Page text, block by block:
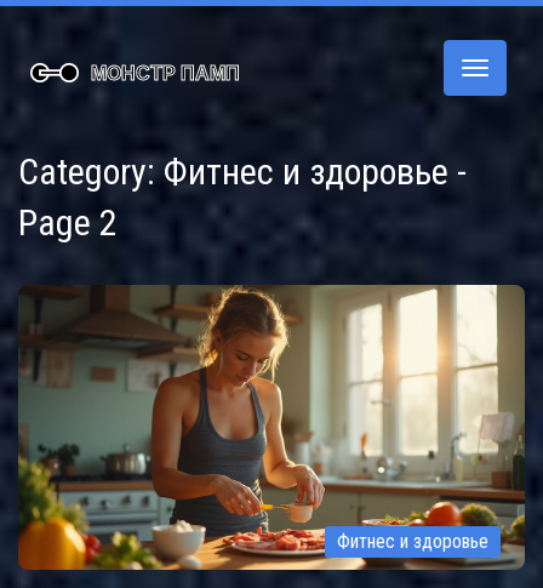
Category: Фитнес и здоровье -
Page 2
Фитнес и здоровье